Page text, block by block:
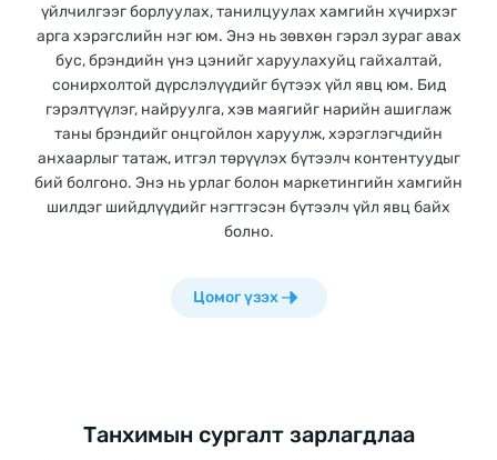
Цахим сургалт
Цаг хугацаа орон зайнаас үл хамааран суралцах боломжтой
цахим сургалт
Танхимын сургалт
Богино хугацаанд цогц мэдлэг олгох 7 хоногийн танхимын
сургалт
үйлчилгээг борлуулах, танилцуулах хамгийн хүчирхэг
арга хэрэгслийн нэг юм. Энэ нь зөвхөн гэрэл зураг авах
бус, брэндийн үнэ цэнийг харуулахуйц гайхалтай,
сонирхолтой дүрслэлүүдийг бүтээх үйл явц юм. Бид
гэрэлтүүлэг, найруулга, хэв маягийг нарийн ашиглаж
таны брэндийг онцгойлон харуулж, хэрэглэгчдийн
анхаарлыг татаж, итгэл төрүүлэх бүтээлч контентуудыг
бий болгоно. Энэ нь урлаг болон маркетингийн хамгийн
шилдэг шийдлүүдийг нэгтгэсэн бүтээлч үйл явц байх
болно.
Цомог үзэх
Танхимын сургалт зарлагдлаа